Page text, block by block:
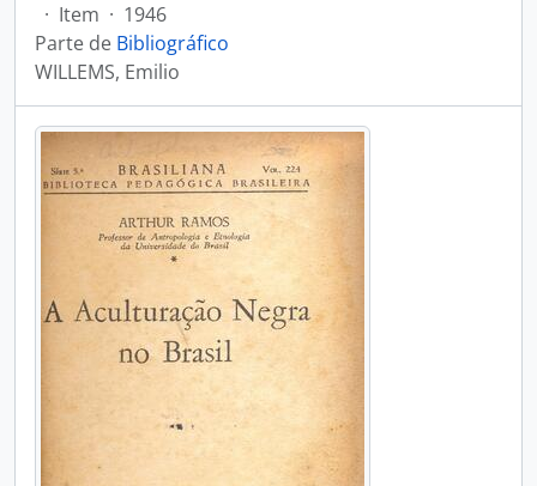
· Item · 1946
Parte de Bibliográfico
WILLEMS, Emilio